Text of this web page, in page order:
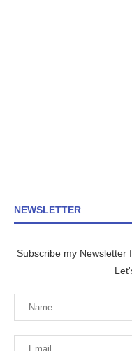
NEWSLETTER
Subscribe my Newsletter